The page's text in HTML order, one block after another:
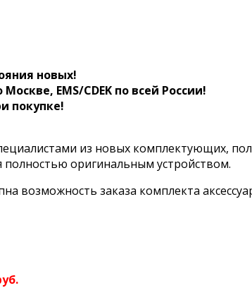
новых!
EMS/CDEK по всей России!
покупке!
из новых комплектующих,
полностью оригинальным устройством.
возможность заказа комплекта